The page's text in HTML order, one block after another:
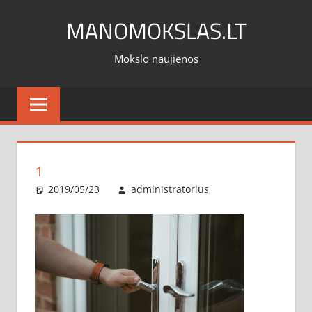
MANOMOKSLAS.LT
Mokslo naujienos
1
2019/05/23 administratorius